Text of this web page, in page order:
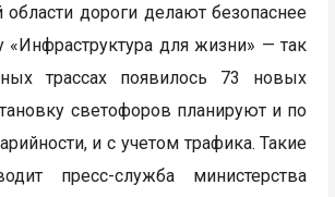
дороги делают безопаснее
«Инфраструктура для жизни» — так
трассах появилось 73 новых
светофоров планируют и по
и с учетом трафика. Такие
пресс-служба министерства